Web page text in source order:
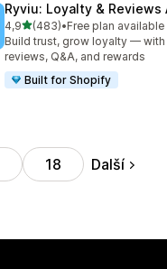
Ryviu: Loyalty & Reviews
4,9z 5 hvězd
(483)
Celkový počet recenzí: 483
•Free plan available
Build trust, grow loyalty — with
reviews, Q&A, and rewards
Built for Shopify
18 Další